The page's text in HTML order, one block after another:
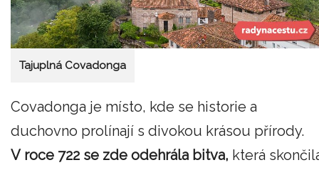
Tajuplná Covadonga
Covadonga je místo, kde se historie a
duchovno prolínají s divokou krásou přírody.
V roce 722 se zde odehrála bitva, která